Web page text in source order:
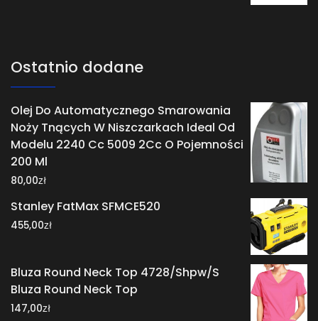
Ostatnio dodane
Olej Do Automatycznego Smarowania
Noży Tnących W Niszczarkach Ideal Od
Modelu 2240 Cc 5009 2Cc O Pojemności
200 Ml
80,00zł
Stanley FatMax SFMCE520
455,00zł
Bluza Round Neck Top 4728/Shpw/S
Bluza Round Neck Top
147,00zł